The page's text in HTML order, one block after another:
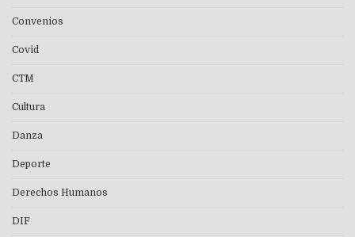
Convenios
Covid
CTM
Cultura
Danza
Deporte
Derechos Humanos
DIF